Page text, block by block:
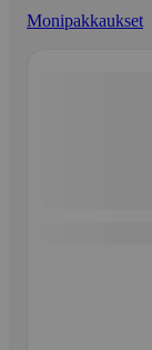
Monipakkaukset